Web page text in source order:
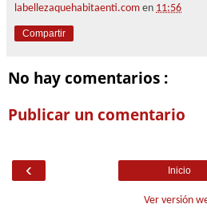
labellezaquehabitaenti.com en 11:56
Compartir
No hay comentarios :
Publicar un comentario
‹ Inicio
Ver versión